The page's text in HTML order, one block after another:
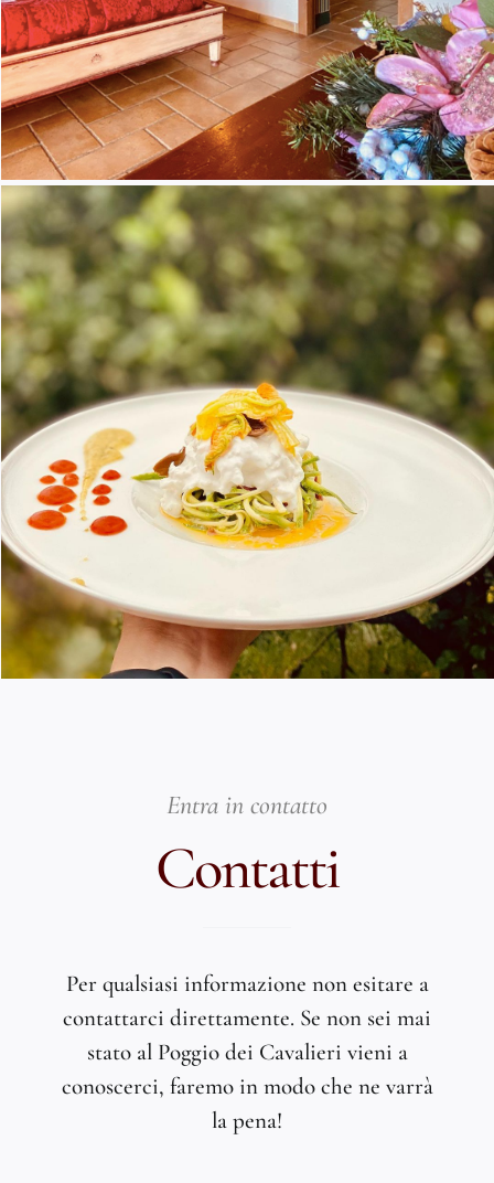
Entra in contatto
Contatti
Per qualsiasi informazione non esitare a
contattarci direttamente. Se non sei mai
stato al Poggio dei Cavalieri vieni a
conoscerci, faremo in modo che ne varrà
la pena!